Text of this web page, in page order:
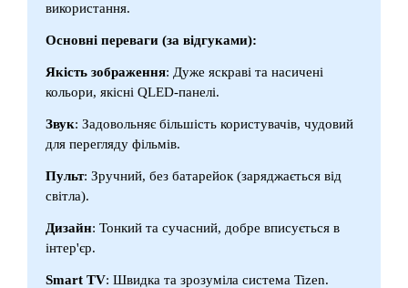
використання.
Основні переваги (за відгуками):
Якість зображення: Дуже яскраві та насичені
кольори, якісні QLED-панелі.
Звук: Задовольняє більшість користувачів, чудовий
для перегляду фільмів.
Пульт: Зручний, без батарейок (заряджається від
світла).
Дизайн: Тонкий та сучасний, добре вписується в
інтер'єр.
Smart TV: Швидка та зрозуміла система Tizen.